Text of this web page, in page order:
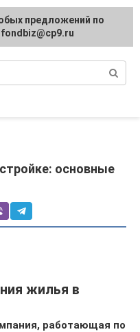
основные
жилья в
работающая по
предложений по
fondbiz@cp9.ru